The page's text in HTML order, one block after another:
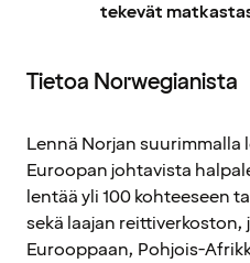
tekevät
Tietoa Norwegianista
Lennä Norjan
Euroopan johtavista
lentää yli 100 kohteeseen
sekä laajan
Eurooppaan, Pohjois-